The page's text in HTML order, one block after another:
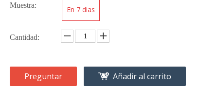
Muestra: En 7 dias
Cantidad:
Preguntar Añadir al carrito